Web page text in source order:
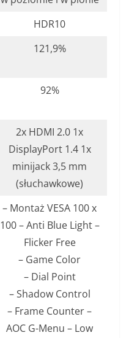
HDR10
121,9%
92%
2x HDMI 2.0 1x
DisplayPort 1.4 1x
minijack 3,5 mm
(słuchawkowe)
– Montaż VESA 100 x
100 – Anti Blue Light –
Flicker Free
– Game Color
– Dial Point
– Shadow Control
– Frame Counter –
AOC G-Menu – Low